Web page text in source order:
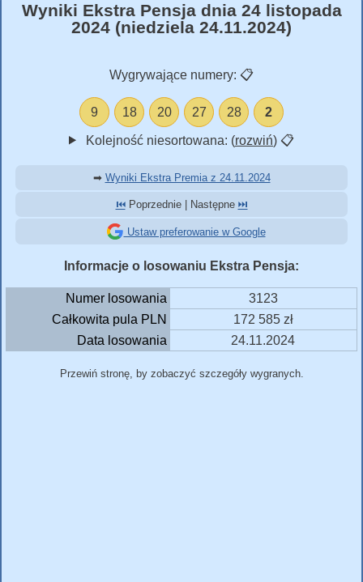
Wyniki Ekstra Pensja dnia 24 listopada
2024 (niedziela 24.11.2024)
Wygrywające numery: 📋
9 18 20 27 28 2
Kolejność niesortowana: (rozwiń) 📋
➡ Wyniki Ekstra Premia z 24.11.2024
⏮️Poprzednie | Następne ⏭️
Ustaw preferowanie w Google
Informacje o losowaniu Ekstra Pensja:
Numer losowania
3123
Całkowita pula PLN
172 585 zł
Data losowania
24.11.2024
Przewiń stronę, by zobaczyć szczegóły wygranych.